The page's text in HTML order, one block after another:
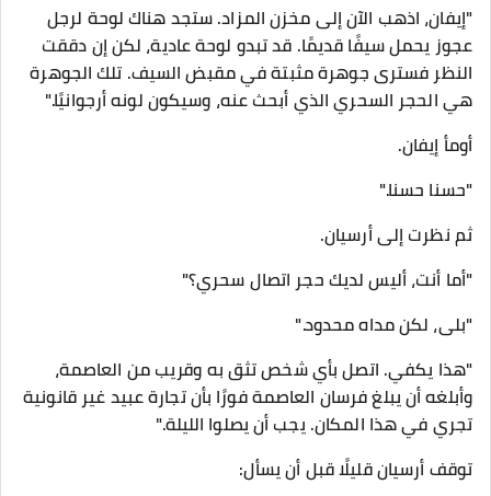
"إيفان، اذهب الآن إلى مخزن المزاد. ستجد هناك لوحة لرجل
عجوز يحمل سيفًا قديمًا. قد تبدو لوحة عادية، لكن إن دققت
النظر فسترى جوهرة مثبتة في مقبض السيف. تلك الجوهرة
هي الحجر السحري الذي أبحث عنه، وسيكون لونه أرجوانيًا."
أومأ إيفان.
"حسنا حسنا."
ثم نظرت إلى أرسيان.
"أما أنت، أليس لديك حجر اتصال سحري؟"
"بلى، لكن مداه محدود."
"هذا يكفي. اتصل بأي شخص تثق به وقريب من العاصمة،
وأبلغه أن يبلغ فرسان العاصمة فورًا بأن تجارة عبيد غير قانونية
تجري في هذا المكان. يجب أن يصلوا الليلة."
توقف أرسيان قليلًا قبل أن يسأل: